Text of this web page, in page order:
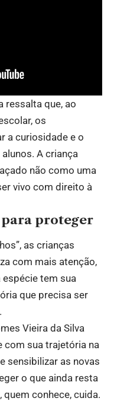
ressalta que, ao
os
a curiosidade e o
A criança
não como uma
vivo com direito à
para proteger
as crianças
com mais atenção,
tem sua
que precisa ser
Vieira da Silva
com sua trajetória na
sensibilizar as novas
o que ainda resta
conhece, cuida.